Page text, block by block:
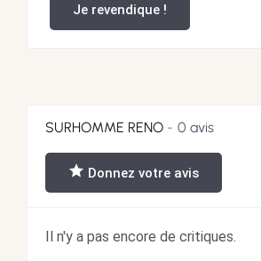
Je revendique !
SURHOMME RENO 0 avis
Donnez votre avis
Il n'y a pas encore de critiques.